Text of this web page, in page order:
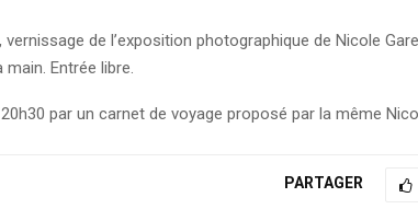
de l’exposition photographique de Nicole
Entrée libre.
par un carnet de voyage proposé par la même
PARTAGER